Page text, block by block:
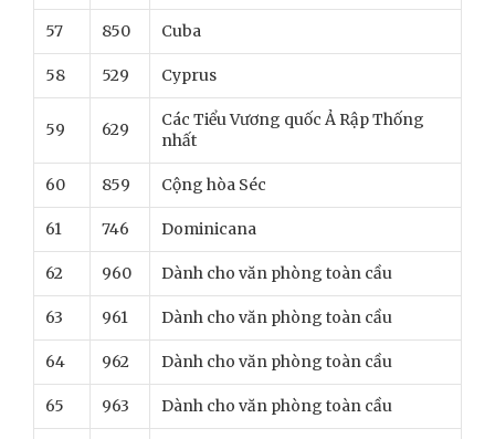
57 850 Cuba
58 529 Cyprus
59 629
Các Tiểu Vương quốc Ả Rập Thống
nhất
60 859 Cộng hòa Séc
61 746 Dominicana
62 960 Dành cho văn phòng toàn cầu
63 961 Dành cho văn phòng toàn cầu
64 962 Dành cho văn phòng toàn cầu
65 963 Dành cho văn phòng toàn cầu